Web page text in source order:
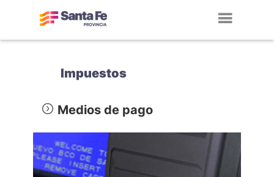
Impuestos
Medios de pago